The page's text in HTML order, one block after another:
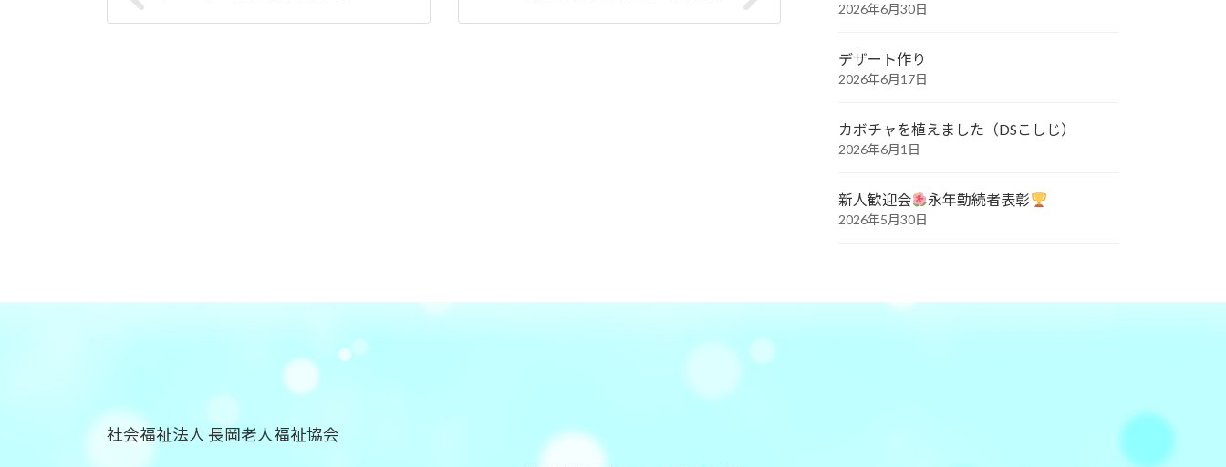
2026年6月30日
デザート作り
2026年6月17日
カボチャを植えました（DSこしじ）
2026年6月1日
新人歓迎会 永年勤続者表彰
2026年5月30日
社会福祉法人 長岡老人福祉協会